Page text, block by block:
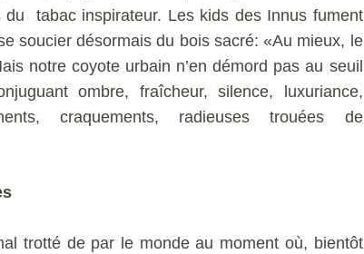
du tabac inspirateur. Les kids des Innus fument
soucier désormais du bois sacré: «Au mieux, le
notre coyote urbain n’en démord pas au seuil
ombre, fraîcheur, silence, luxuriance,
craquements, radieuses trouées de
trotté de par le monde au moment où, bientôt